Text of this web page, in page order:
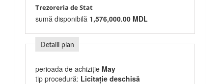
Trezoreria de Stat
sumă disponibilă 1,576,000.00 MDL
Detalii plan
perioada de achiziție May
tip procedură: Licitație deschisă